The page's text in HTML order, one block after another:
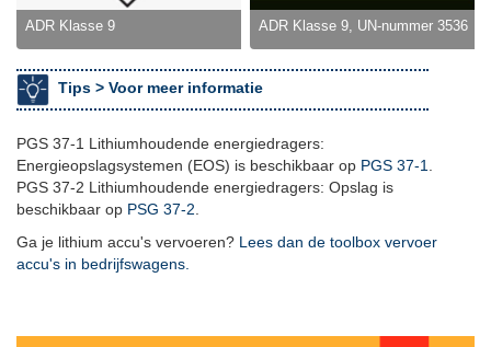
ADR Klasse 9 ADR Klasse 9, UN-nummer 3536
Tips > Voor meer informatie
PGS 37-1 Lithiumhoudende energiedragers:
Energieopslagsystemen (EOS) is beschikbaar op PGS 37-1
PGS 37-2 Lithiumhoudende energiedragers: Opslag is
beschikbaar op PSG 37-2
Ga je lithium accu's vervoeren? Lees dan de toolbox vervoer
accu's in bedrijfswagens.